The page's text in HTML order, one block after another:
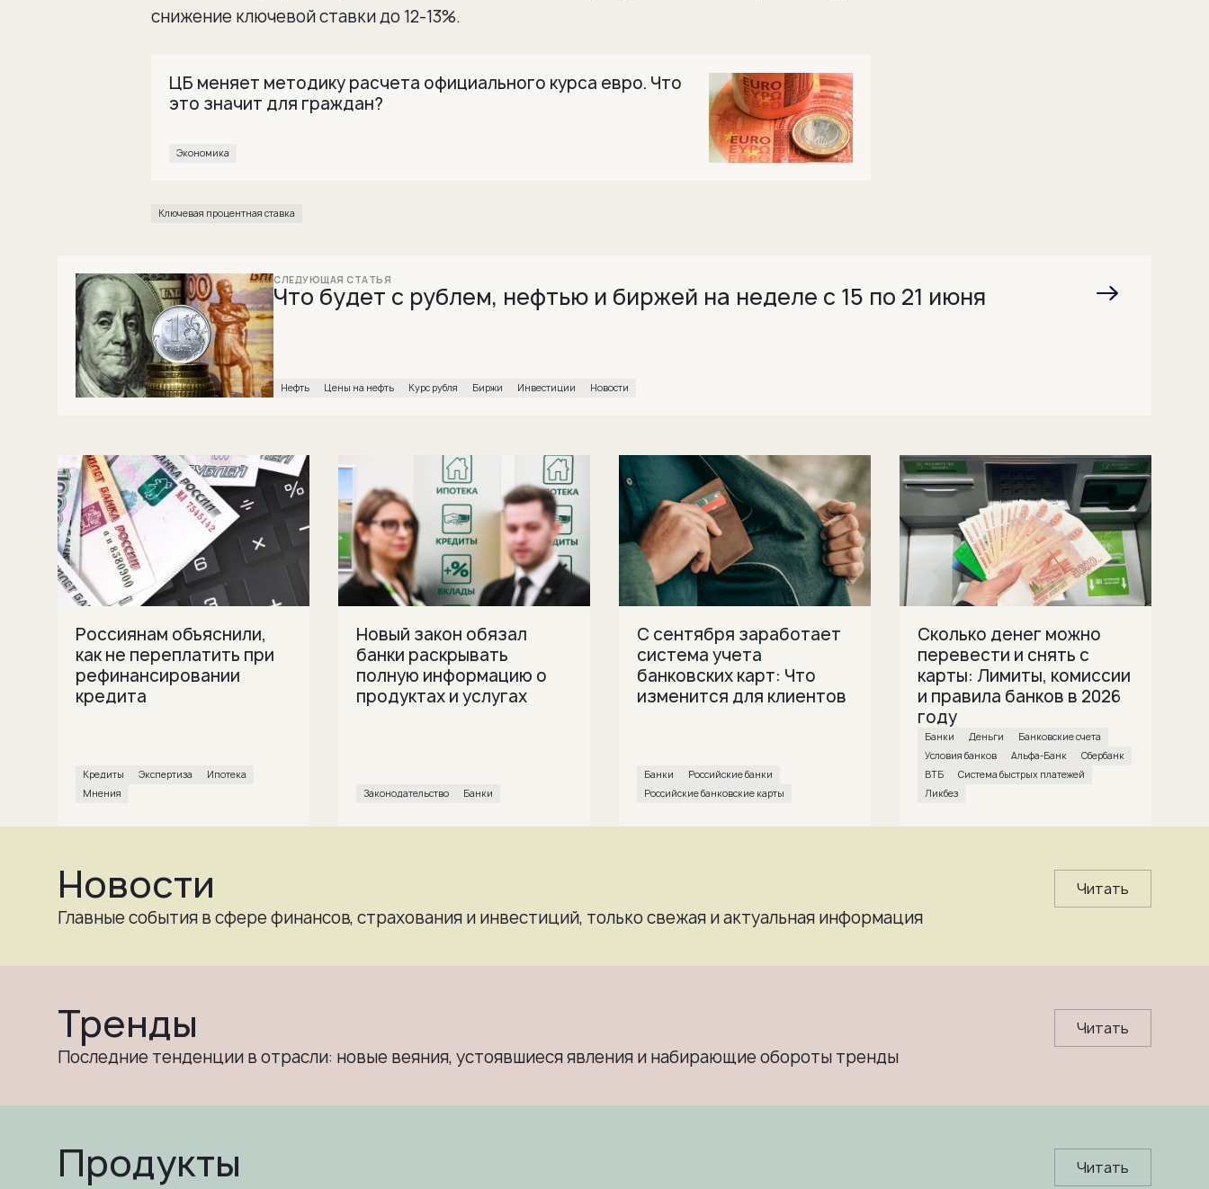
снижение ключевой ставки до 12-13%.
ЦБ меняет методику расчета официального курса евро. Что
это значит для граждан?
Экономика
Ключевая процентная ставка
Что будет с рублем, нефтью и биржей на неделе с 15 по 21 июня
нефть Цены на нефть Курс рубля биржи инвестиции Новости
Россиянам объяснили,
как не переплатить при
рефинансировании
кредита
кредиты экспертиза
ипотека
Мнения
Новый закон обязал
банки раскрывать
полную информацию о
продуктах и услугах
законодательство банки
С сентября заработает
система учета
банковских карт: Что
изменится для клиентов
банки
Российские банки
Российские банковские карты
Сколько денег можно
перевести и снять с
карты: Лимиты, комиссии
и правила банков в 2026
году
банки деньги
банковские счета
условия банков
Альфа-Банк
Сбербанк
ВТБ
Система быстрых платежей
Ликбез
Новости
Главные события в сфере финансов, страхования и инвестиций, только свежая и актуальная информация
Читать
Тренды
Последние тенденции в отрасли: новые веяния, устоявшиеся явления и набирающие обороты тренды
Читать
Продукты Читать